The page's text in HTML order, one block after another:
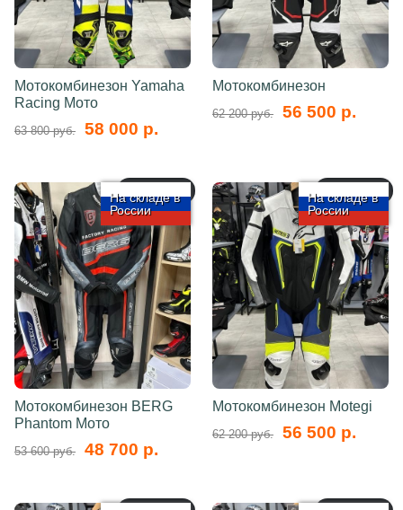
Мотокомбинезон Yamaha
Racing Мото
63 800 руб. 58 000 р.
Мотокомбинезон
62 200 руб. 56 500 р.
На складе в
России
Мотокомбинезон BERG
Phantom Мото
53 600 руб. 48 700 р.
На складе в
России
Мотокомбинезон Motegi
62 200 руб. 56 500 р.